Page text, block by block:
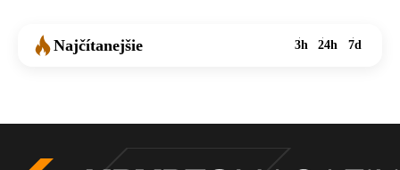
Najčítanejšie 3h 24h 7d